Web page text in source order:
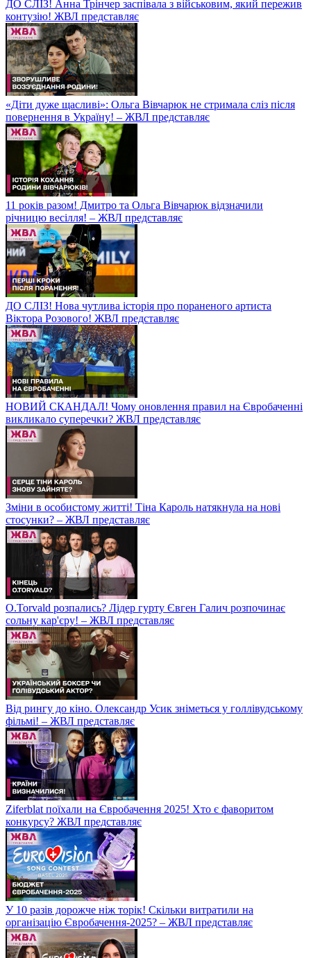
ДО СЛІЗ! Анна Трінчер заспівала з військовим, який пережив
контузію! ЖВЛ представляє
«Діти дуже щасливі»: Ольга Вівчарюк не стримала сліз після
повернення в Україну! – ЖВЛ представляє
11 років разом! Дмитро та Ольга Вівчарюк відзначили
річницю весілля! – ЖВЛ представляє
ДО СЛІЗ! Нова чутлива історія про пораненого артиста
Віктора Розового! ЖВЛ представляє
НОВИЙ СКАНДАЛ! Чому оновлення правил на Євробаченні
викликало суперечки? ЖВЛ представляє
Зміни в особистому житті! Тіна Кароль натякнула на нові
стосунки? – ЖВЛ представляє
O.Torvald розпались? Лідер гурту Євген Галич розпочинає
сольну кар'єру! – ЖВЛ представляє
Від рингу до кіно. Олександр Усик зніметься у голлівудському
фільмі! – ЖВЛ представляє
Ziferblat поїхали на Євробачення 2025! Хто є фаворитом
конкурсу? ЖВЛ представляє
У 10 разів дорожче ніж торік! Скільки витратили на
організацію Євробачення-2025? – ЖВЛ представляє